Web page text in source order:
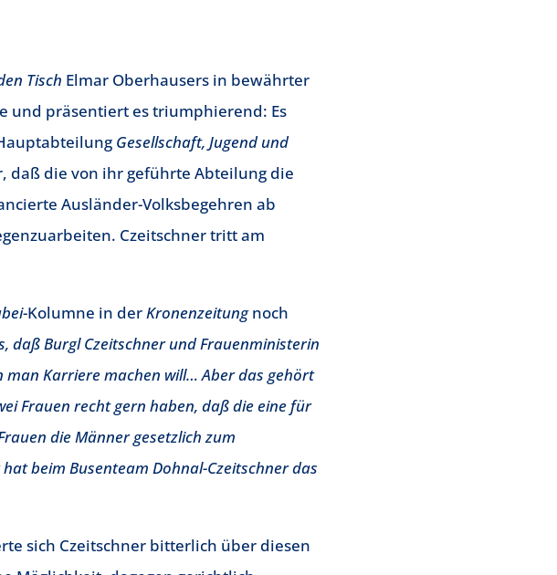
Tisch Elmar Oberhausers in bewährter
und präsentiert es triumphierend: Es
Gesellschaft, Jugend und
daß die von ihr geführte Abteilung die
Ausländer-Volksbegehren ab
Czeitschner tritt am
-Kolumne in derKronenzeitungnoch
daß Burgl Czeitschner und Frauenministerin
man Karriere machen will… Aber das gehört
Frauen recht gern haben, daß die eine für
die Männer gesetzlich zum
beim Busenteam Dohnal-Czeitschner das
sich Czeitschner bitterlich über diesen